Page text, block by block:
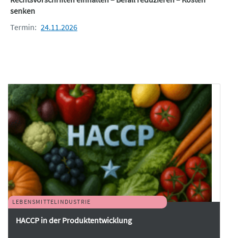
senken
Termin: 24.11.2026
LEBENSMITTELINDUSTRIE
HACCP in der Produktentwicklung